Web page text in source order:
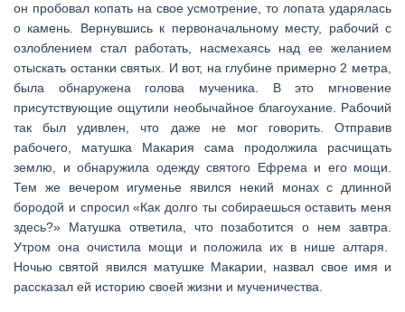
он пробовал копать на свое усмотрение, то лопата ударялась
о камень. Вернувшись к первоначальному месту, рабочий с
озлоблением стал работать, насмехаясь над ее желанием
отыскать останки святых. И вот, на глубине примерно 2 метра,
была обнаружена голова мученика. В это мгновение
присутствующие ощутили необычайное благоухание. Рабочий
так был удивлен, что даже не мог говорить. Отправив
рабочего, матушка Макария сама продолжила расчищать
землю, и обнаружила одежду святого Ефрема и его мощи.
Тем же вечером игуменье явился некий монах с длинной
бородой и спросил «Как долго ты собираешься оставить меня
здесь?» Матушка ответила, что позаботится о нем завтра.
Утром она очистила мощи и положила их в нише алтаря.
Ночью святой явился матушке Макарии, назвал свое имя и
рассказал ей историю своей жизни и мученичества.